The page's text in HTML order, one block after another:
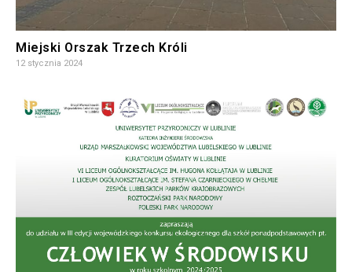
Miejski Orszak Trzech Króli
12 stycznia 2024